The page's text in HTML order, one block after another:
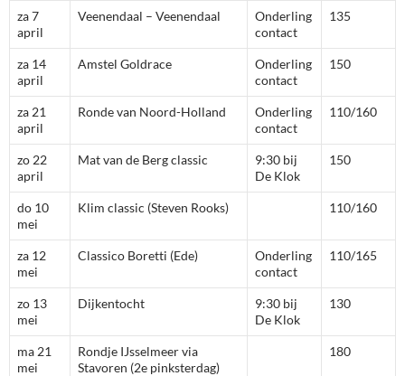
za 7
april
Veenendaal – Veenendaal
Onderling
contact
135
za 14
april
Amstel Goldrace
Onderling
contact
150
za 21
april
Ronde van Noord-Holland
Onderling
contact
110/160
zo 22
april
Mat van de Berg classic
9:30 bij
De Klok
150
do 10
mei
Klim classic (Steven Rooks) 110/160
za 12
mei
Classico Boretti (Ede)
Onderling
contact
110/165
zo 13
mei
Dijkentocht
9:30 bij
De Klok
130
ma 21
mei
Rondje IJsselmeer via
Stavoren (2e pinksterdag)
180